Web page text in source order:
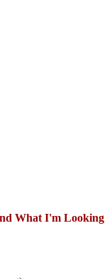
What I'm Looking